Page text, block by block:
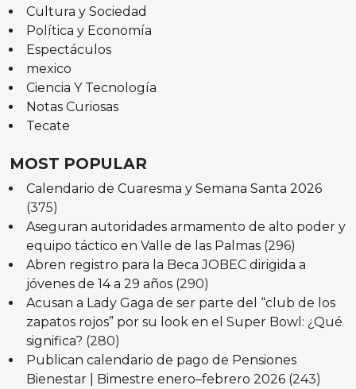
Cultura y Sociedad
Política y Economía
Espectáculos
mexico
Ciencia Y Tecnología
Notas Curiosas
Tecate
MOST POPULAR
Calendario de Cuaresma y Semana Santa 2026
(375)
Aseguran autoridades armamento de alto poder y
equipo táctico en Valle de las Palmas (296)
Abren registro para la Beca JOBEC dirigida a
jóvenes de 14 a 29 años (290)
Acusan a Lady Gaga de ser parte del “club de los
zapatos rojos” por su look en el Super Bowl: ¿Qué
significa? (280)
Publican calendario de pago de Pensiones
Bienestar | Bimestre enero–febrero 2026 (243)